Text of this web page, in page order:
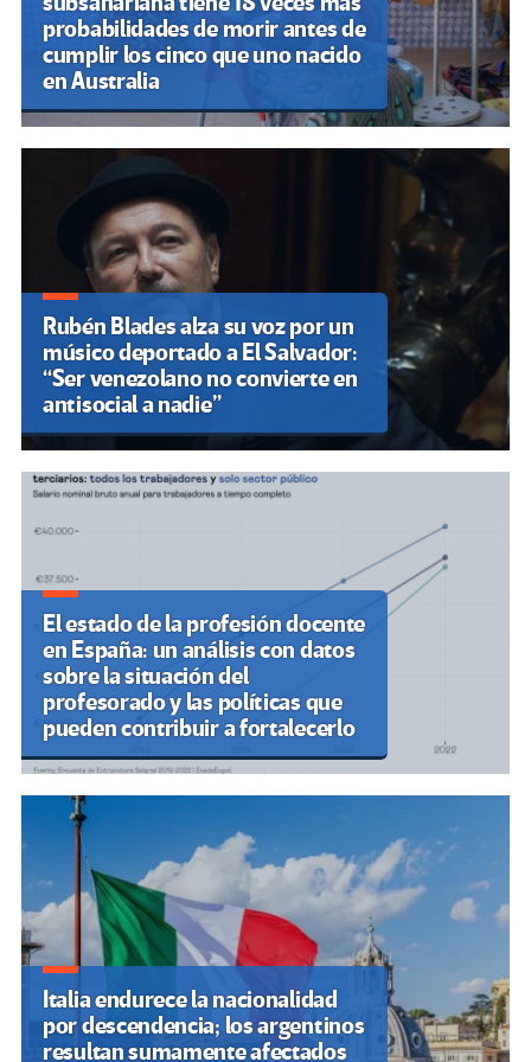
probabilidades de morir antes de
cumplir los cinco que uno nacido
en Australia
Rubén Blades alza su voz por un
músico deportado a El Salvador:
“Ser venezolano no convierte en
antisocial a nadie”
El estado de la profesión docente
en España: un análisis con datos
sobre la situación del
profesorado y las políticas que
pueden contribuir a fortalecerlo
Italia endurece la nacionalidad
por descendencia; los argentinos
resultan sumamente afectados